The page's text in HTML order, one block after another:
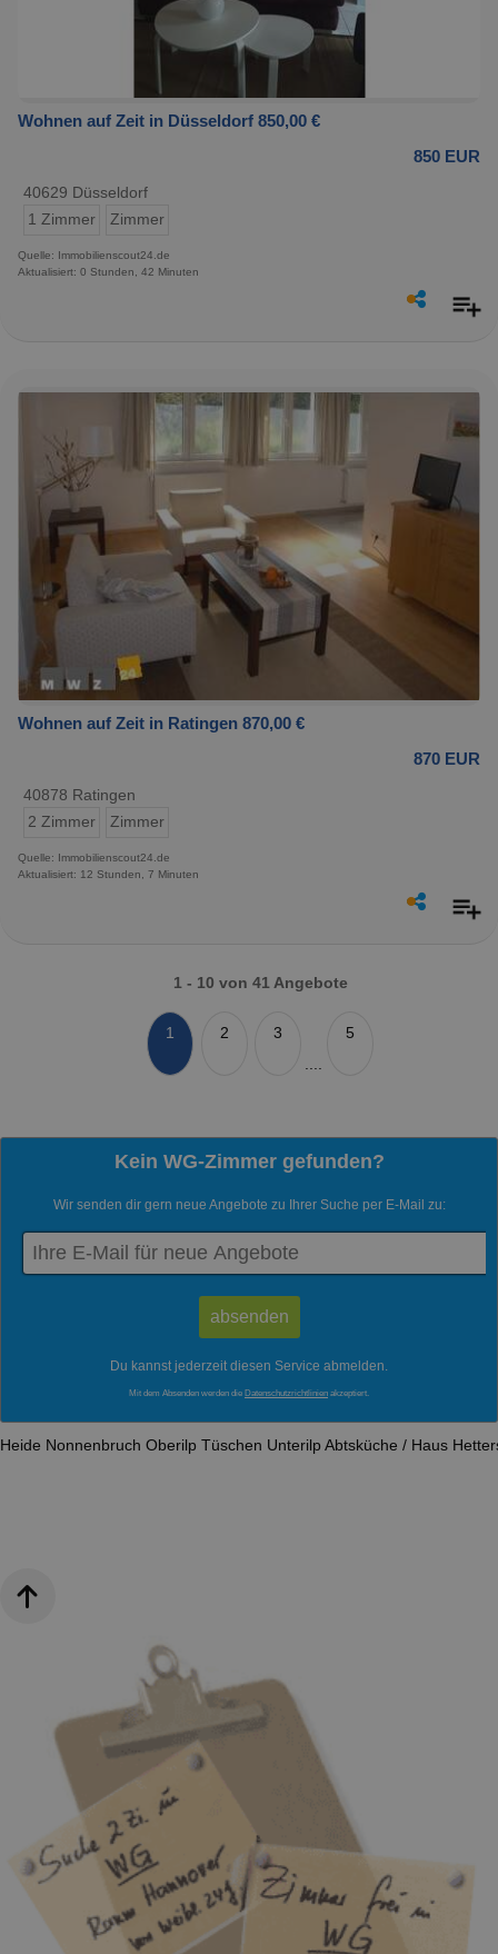
Wohnen auf Zeit in Düsseldorf 850,00 €
850 EUR
40629 Düsseldorf
1 Zimmer
Zimmer
Quelle: Immobilienscout24.de
Aktualisiert: 0 Stunden, 42 Minuten
Wohnen auf Zeit in Ratingen 870,00 €
870 EUR
40878 Ratingen
2 Zimmer
Zimmer
Quelle: Immobilienscout24.de
Aktualisiert: 12 Stunden, 7 Minuten
1 - 10 von 41 Angebote
1 2
3
5
Kein WG-Zimmer gefunden?
Wir senden dir gern neue Angebote zu Ihrer Suche per E-Mail zu:
Du kannst jederzeit diesen Service abmelden.
Mit dem Absenden werden die Datenschutzrichtlinien akzeptiert.
Heide Nonnenbruch Oberilp Tüschen Unterilp Abtsküche / Haus